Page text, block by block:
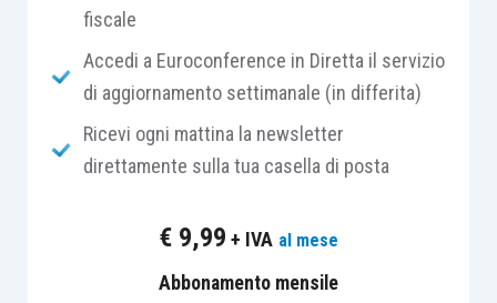
giudizio di ottemperanza
riservato al contribuente per ottenere il rimborso
da parte dell’Amministrazione finanziaria delle
somme risultanti dalle sentenze delle
Commissioni tributarie. Come definito dalla
ottemperanza è il rimedio tramite cui il
contribuente può richiedere l’esecuzione della
sentenza a fronte dell’inerzia degli Uffici
fiscale
Accedi a Euroconference in Diretta il servizio
di aggiornamento settimanale (in differita)
Ricevi ogni mattina la newsletter
direttamente sulla tua casella di posta
€ 9,99 + IVA al mese
Abbonamento mensile